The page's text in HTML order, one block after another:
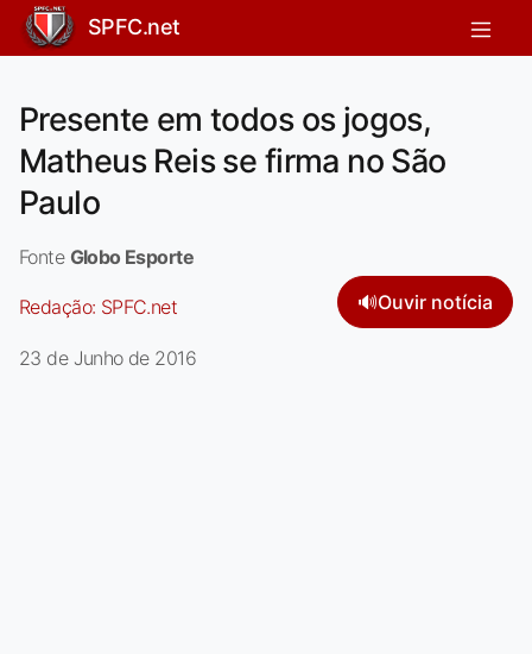
SPFC.net
Presente em todos os jogos,
Matheus Reis se firma no São
Paulo
Fonte Globo Esporte
Redação: SPFC.net 🔊Ouvir notícia
23 de Junho de 2016